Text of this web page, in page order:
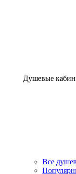
Душевые
Все